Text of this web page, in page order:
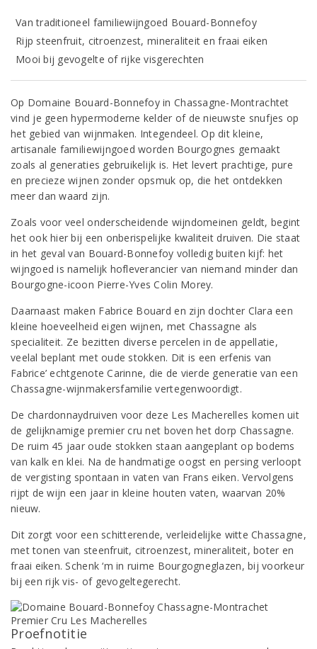
Van traditioneel familiewijngoed Bouard-Bonnefoy
Rijp steenfruit, citroenzest, mineraliteit en fraai eiken
Mooi bij gevogelte of rijke visgerechten
Op Domaine Bouard-Bonnefoy in Chassagne-Montrachtet
vind je geen hypermoderne kelder of de nieuwste snufjes op
het gebied van wijnmaken. Integendeel. Op dit kleine,
artisanale familiewijngoed worden Bourgognes gemaakt
zoals al generaties gebruikelijk is. Het levert prachtige, pure
en precieze wijnen zonder opsmuk op, die het ontdekken
meer dan waard zijn.
Zoals voor veel onderscheidende wijndomeinen geldt, begint
het ook hier bij een onberispelijke kwaliteit druiven. Die staat
in het geval van Bouard-Bonnefoy volledig buiten kijf: het
wijngoed is namelijk hofleverancier van niemand minder dan
Bourgogne-icoon Pierre-Yves Colin Morey.
Daarnaast maken Fabrice Bouard en zijn dochter Clara een
kleine hoeveelheid eigen wijnen, met Chassagne als
specialiteit. Ze bezitten diverse percelen in de appellatie,
veelal beplant met oude stokken. Dit is een erfenis van
Fabrice’ echtgenote Carinne, die de vierde generatie van een
Chassagne-wijnmakersfamilie vertegenwoordigt.
De chardonnaydruiven voor deze Les Macherelles komen uit
de gelijknamige premier cru net boven het dorp Chassagne.
De ruim 45 jaar oude stokken staan aangeplant op bodems
van kalk en klei. Na de handmatige oogst en persing verloopt
de vergisting spontaan in vaten van Frans eiken. Vervolgens
rijpt de wijn een jaar in kleine houten vaten, waarvan 20%
nieuw.
Dit zorgt voor een schitterende, verleidelijke witte Chassagne,
met tonen van steenfruit, citroenzest, mineraliteit, boter en
fraai eiken. Schenk ‘m in ruime Bourgogneglazen, bij voorkeur
bij een rijk vis- of gevogeltegerecht.
Proefnotitie